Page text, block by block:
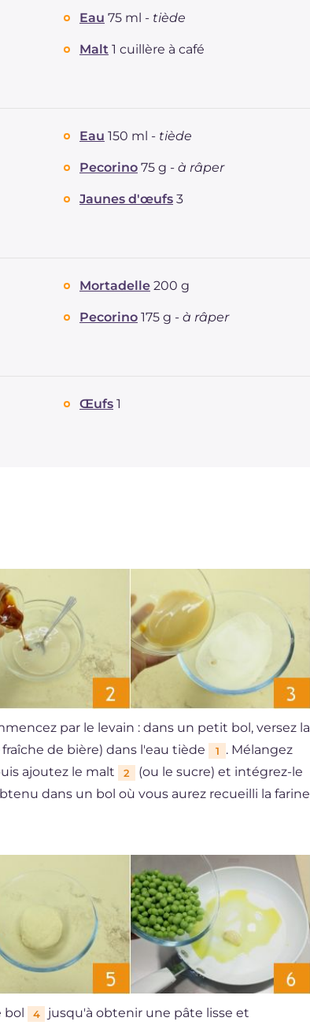
Protéine
Graisses
Eau 75 ml - tiède
Malt 1 cuillère à café
Eau 150 ml - tiède
Pecorino 75 g - à râper
Jaunes d'œufs 3
Mortadelle 200 g
Pecorino 175 g - à râper
Œufs 1
par le levain : dans un petit bol, versez la
de bière) dans l'eau tiède
1
. Mélangez
ajoutez le malt
2
(ou le sucre) et intégrez-le
dans un bol où vous aurez recueilli la farine
4
jusqu'à obtenir une pâte lisse et